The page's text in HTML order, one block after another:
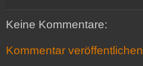
Keine Kommentare:
Kommentar veröffentlichen